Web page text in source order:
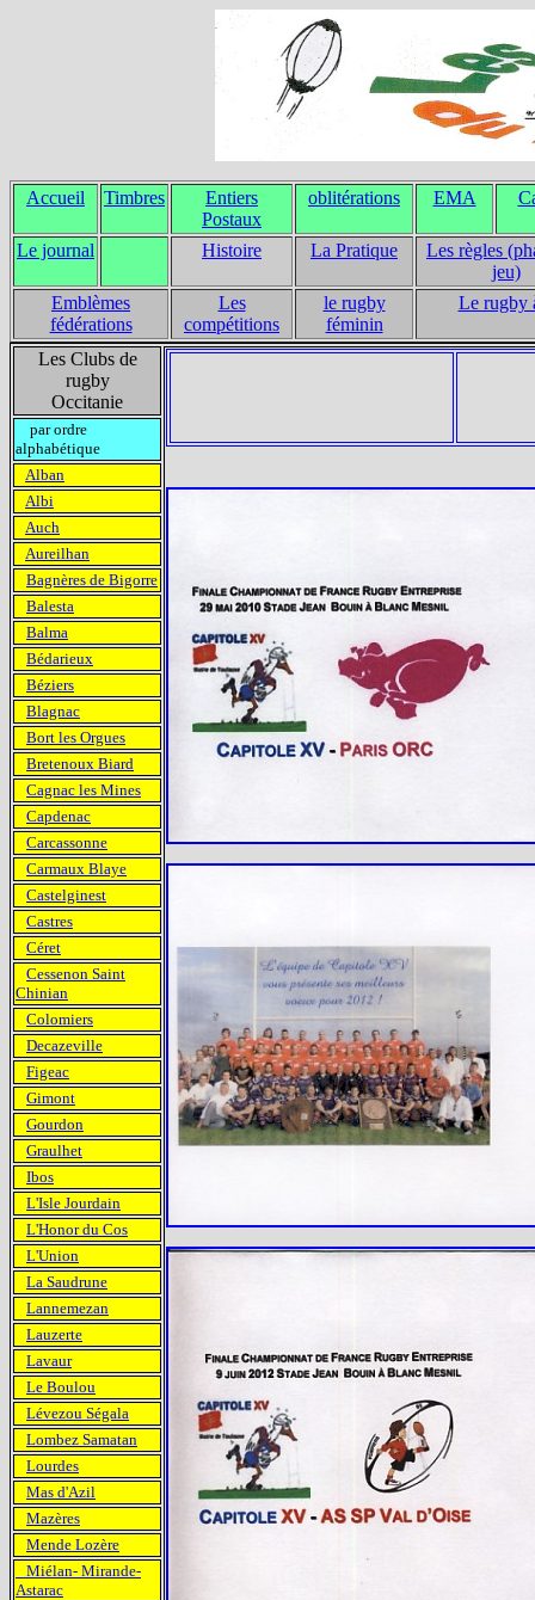
Accueil Timbres
Entiers
Postaux
oblitérations EMA
Le journal Histoire La Pratique
Les règles
jeu)
Emblèmes
fédérations
Les
compétitions
le rugby
féminin
Le rugby
Les Clubs de
rugby
Occitanie
par ordre
alphabétique
Alban
Albi
Auch
Aureilhan
Bagnères de Bigorre
Balesta
Balma
Bédarieux
Béziers
Blagnac
Bort les Orgues
Bretenoux Biard
Cagnac les Mines
Capdenac
Carcassonne
Carmaux Blaye
Castelginest
Castres
Céret
Cessenon Saint
Chinian
Colomiers
Decazeville
Figeac
Gimont
Gourdon
Graulhet
Ibos
L'Isle Jourdain
L'Honor du Cos
L'Union
La Saudrune
Lannemezan
Lauzerte
Lavaur
Le Boulou
Lévezou Ségala
Lombez Samatan
Lourdes
Mas d'Azil
Mazères
Mende Lozère
Miélan- Mirande-
Astarac